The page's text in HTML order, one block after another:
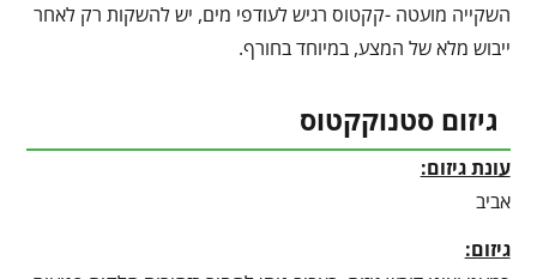
השקייה מועטה -קקטוס רגיש לעודפי מים, יש להשקות רק לאחר
ייבוש מלא של המצע, במיוחד בחורף.
גיזום סטנוקקטוס
עונת גיזום:
אביב
גיזום: